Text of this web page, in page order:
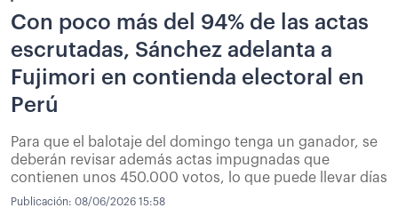
Con poco más del 94% de las actas
escrutadas, Sánchez adelanta a
Fujimori en contienda electoral en
Perú
Para que el balotaje del domingo tenga un ganador, se
deberán revisar además actas impugnadas que
contienen unos 450.000 votos, lo que puede llevar días
Publicación: 08/06/2026 15:58